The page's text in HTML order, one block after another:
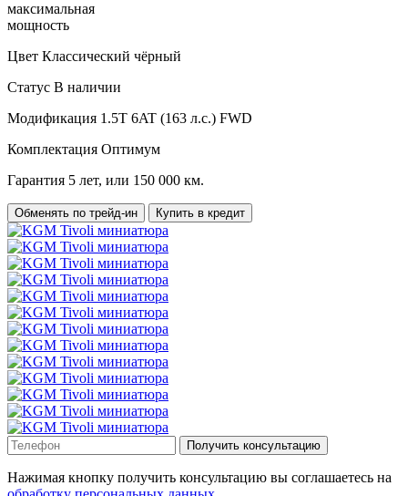
максимальная
мощность
Цвет Классический чёрный
Статус В наличии
Модификация 1.5T 6AT (163 л.с.) FWD
Комплектация Оптимум
Гарантия 5 лет, или 150 000 км.
Обменять по трейд-ин Купить в кредит
Получить консультацию
Нажимая кнопку получить консультацию вы соглашаетесь на